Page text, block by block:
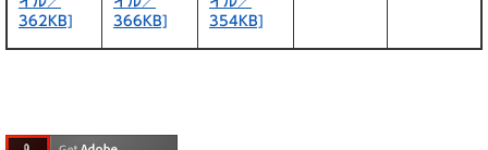
362KB]
366KB]
354KB]